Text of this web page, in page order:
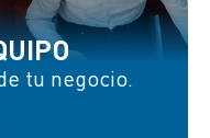
tu negocio.